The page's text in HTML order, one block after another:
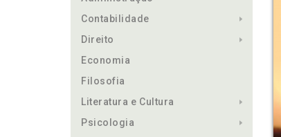
Contabilidade
Direito
Economia
Filosofia
Literatura e Cultura
Psicologia